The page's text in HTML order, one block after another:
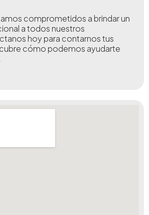
comprometidos a brindar un
a todos nuestros
hoy para contarnos tus
cómo podemos ayudarte